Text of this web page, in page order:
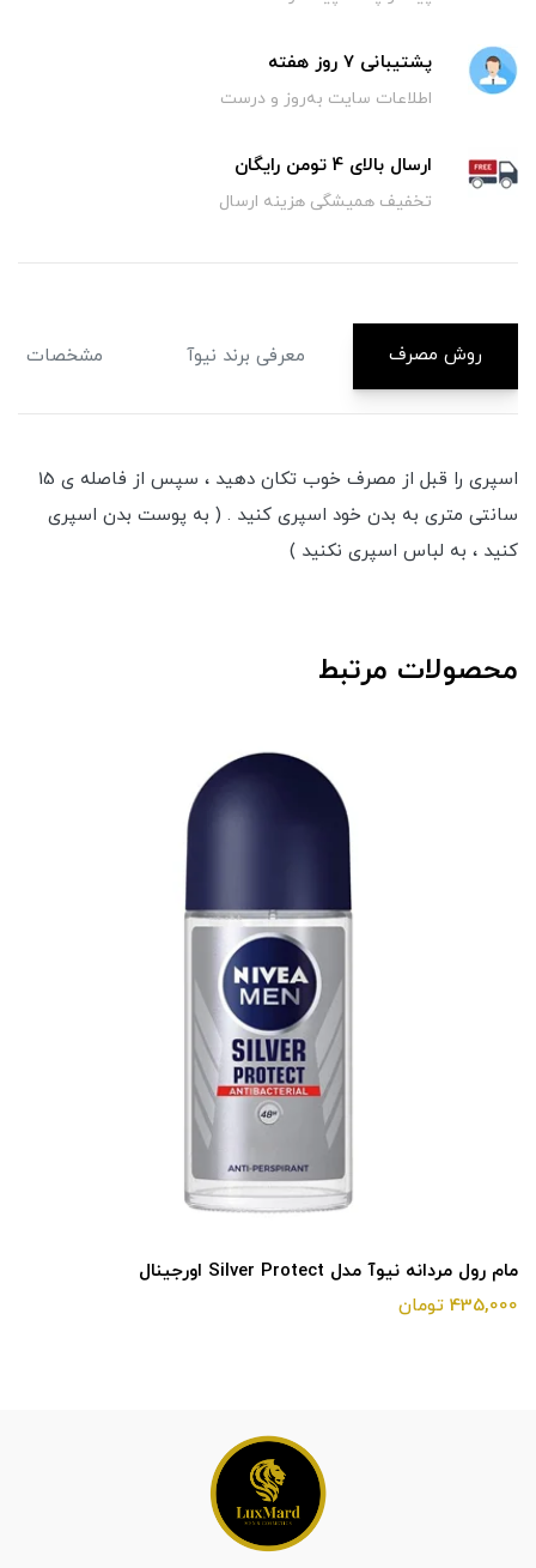
پشتیبانی 7 روز هفته
اطلاعات سایت به‌روز و درست
ارسال بالای 4 تومن رایگان
تخفیف همیشگی هزینه ارسال
روش مصرف معرفی برند نیوآ مشخصات
اسپری را قبل از مصرف خوب تکان دهید ، سپس از فاصله ی 15
سانتی متری به بدن خود اسپری کنید . ( به پوست بدن اسپری
کنید ، به لباس اسپری نکنید )
محصولات مرتبط
مام رول مردانه نیوآ مدل Silver Protect اورجینال
435,000 تومان